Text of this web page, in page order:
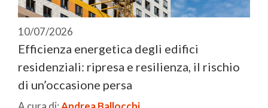
10/07/2026
Efficienza energetica degli edifici
residenziali: ripresa e resilienza, il rischio
di un’occasione persa